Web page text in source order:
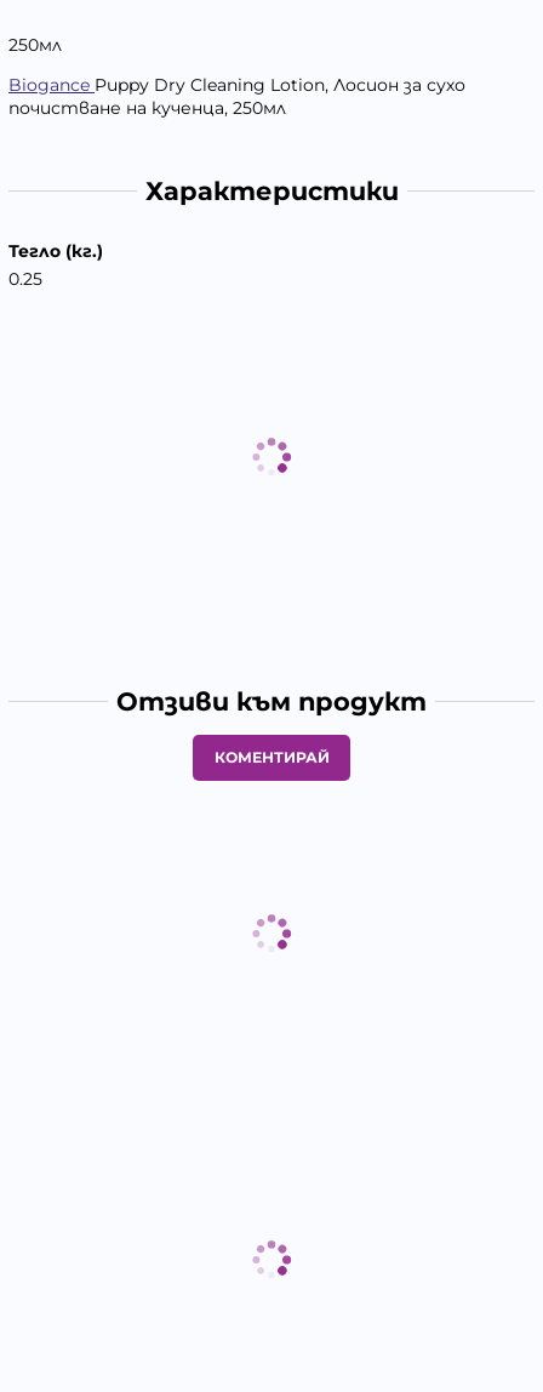
250мл
Biogance Puppy Dry Cleaning Lotion, Лосион за сухо
почистване на кученца, 250мл
Характеристики
Тегло (кг.)
0.25
Отзиви към продукт
КОМЕНТИРАЙ